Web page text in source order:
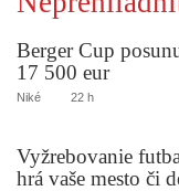
Berger Cup
17 500 eur
Niké 22 h
Vyžrebovanie
hrá vaše mesto či